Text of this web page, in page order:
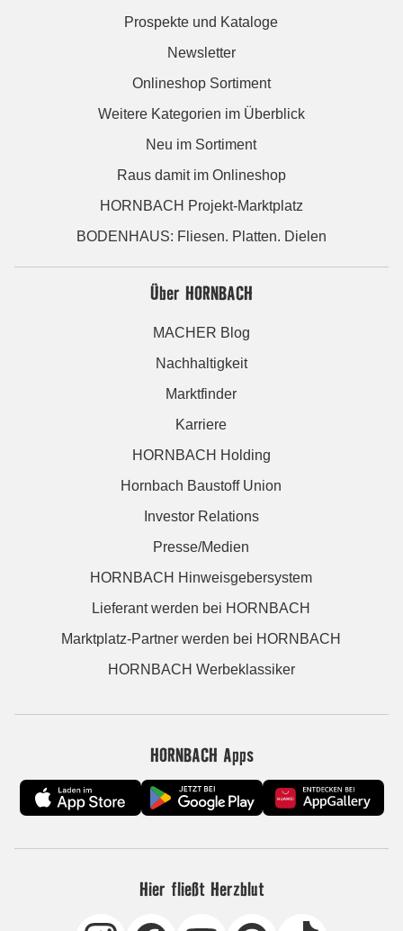
Prospekte und Kataloge
Newsletter
Onlineshop Sortiment
Weitere Kategorien im Überblick
Neu im Sortiment
Raus damit im Onlineshop
HORNBACH Projekt-Marktplatz
BODENHAUS: Fliesen. Platten. Dielen
Über HORNBACH
MACHER Blog
Nachhaltigkeit
Marktfinder
Karriere
HORNBACH Holding
Hornbach Baustoff Union
Investor Relations
Presse/Medien
HORNBACH Hinweisgebersystem
Lieferant werden bei HORNBACH
Marktplatz-Partner werden bei HORNBACH
HORNBACH Werbeklassiker
HORNBACH Apps
Hier fließt Herzblut